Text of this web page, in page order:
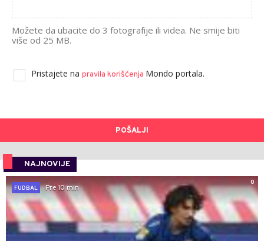
Možete da ubacite do 3 fotografije ili videa. Ne smije biti
više od 25 MB.
Pristajete na pravila korišćenja Mondo portala.
POŠALJI
NAJNOVIJE
0
FUDBAL
Pre 10 min